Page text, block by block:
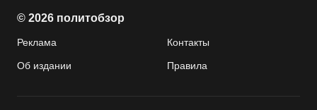
© 2026 политобзор
Реклама Контакты
Об издании Правила